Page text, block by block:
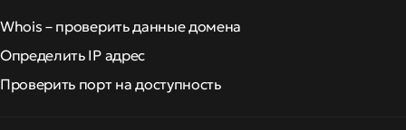
Whois – проверить данные домена
Определить IP адрес
Проверить порт на доступность